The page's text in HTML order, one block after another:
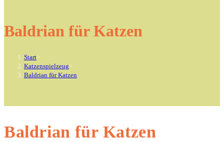
Baldrian für Katzen
Start>
Katzenspielzeug>
Baldrian für Katzen
Baldrian für Katzen